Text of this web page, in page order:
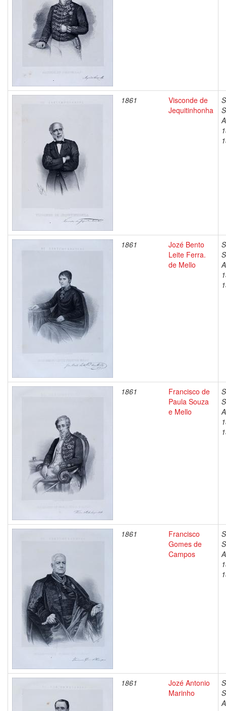
1861
Visconde de
Jequitinhonha
1861
Jozé Bento
Leite Ferra.
de Mello
1861
Francisco de
Paula Souza
e Mello
1861
Francisco
Gomes de
Campos
1861
Jozé Antonio
Marinho